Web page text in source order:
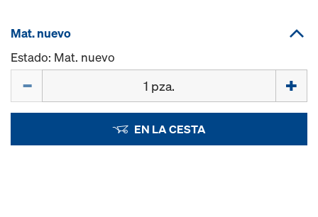
Mat. nuevo
Estado: Mat. nuevo
EN LA CESTA